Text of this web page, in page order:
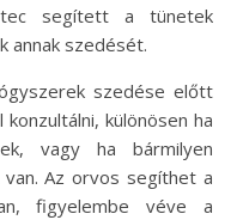
segített a tünetek
annak szedését.
szedése előtt
különösen ha
vagy ha bármilyen
Az orvos segíthet a
figyelembe véve a